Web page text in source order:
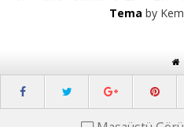
Tema by